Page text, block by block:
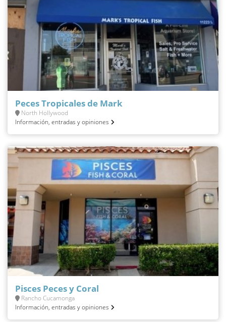
Peces Tropicales de Mark
North Hollywood
Información, entradas y opiniones
Pisces Peces y Coral
Rancho Cucamonga
Información, entradas y opiniones